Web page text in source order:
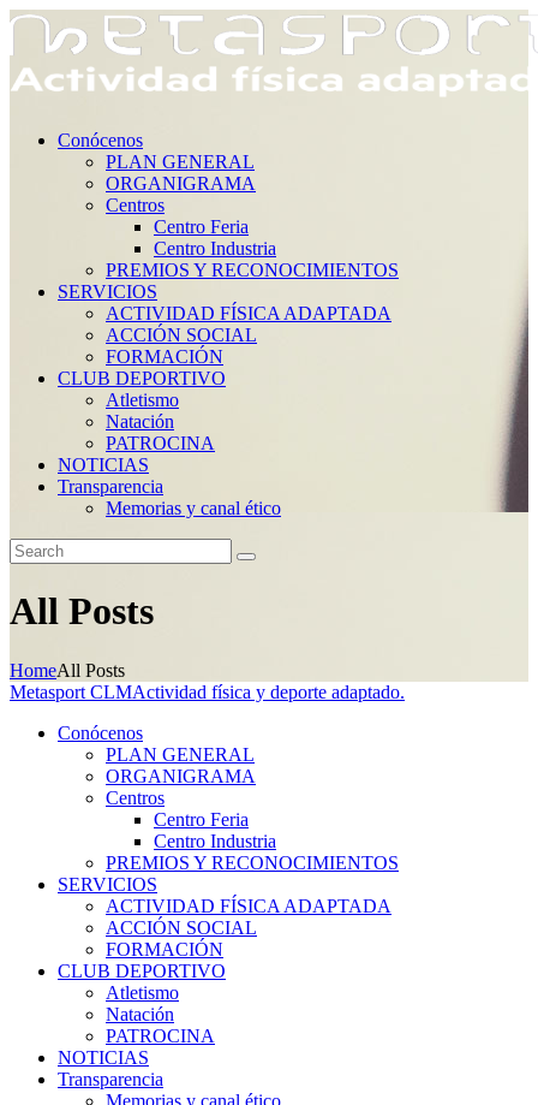
Conócenos
PLAN GENERAL
ORGANIGRAMA
Centros
Centro Feria
Centro Industria
PREMIOS Y RECONOCIMIENTOS
SERVICIOS
ACTIVIDAD FÍSICA ADAPTADA
ACCIÓN SOCIAL
FORMACIÓN
CLUB DEPORTIVO
Atletismo
Natación
PATROCINA
NOTICIAS
Transparencia
Memorias y canal ético
All Posts
HomeAll Posts
Metasport CLMActividad física y deporte adaptado.
Conócenos
PLAN GENERAL
ORGANIGRAMA
Centros
Centro Feria
Centro Industria
PREMIOS Y RECONOCIMIENTOS
SERVICIOS
ACTIVIDAD FÍSICA ADAPTADA
ACCIÓN SOCIAL
FORMACIÓN
CLUB DEPORTIVO
Atletismo
Natación
PATROCINA
NOTICIAS
Transparencia
Memorias y canal ético